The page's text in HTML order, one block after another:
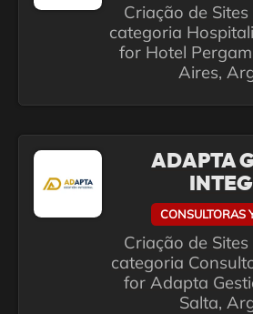
Criação de
categoria
for Hotel
Aires,
ADAPTA
CONSULTORAS
Criação de
categoria
for Adapta
Salta,